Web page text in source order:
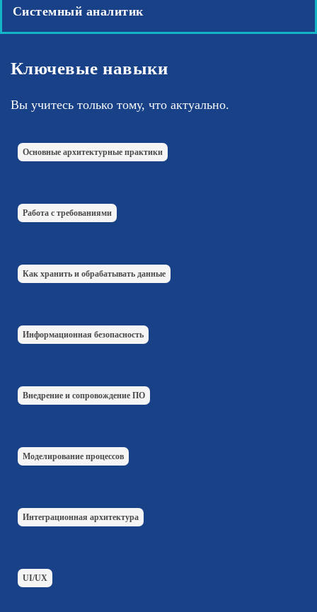
Системный аналитик
Ключевые навыки
Вы учитесь только тому, что актуально.
Основные архитектурные практики
Работа с требованиями
Как хранить и обрабатывать данные
Информационная безопасность
Внедрение и сопровождение ПО
Моделирование процессов
Интеграционная архитектура
UI/UX